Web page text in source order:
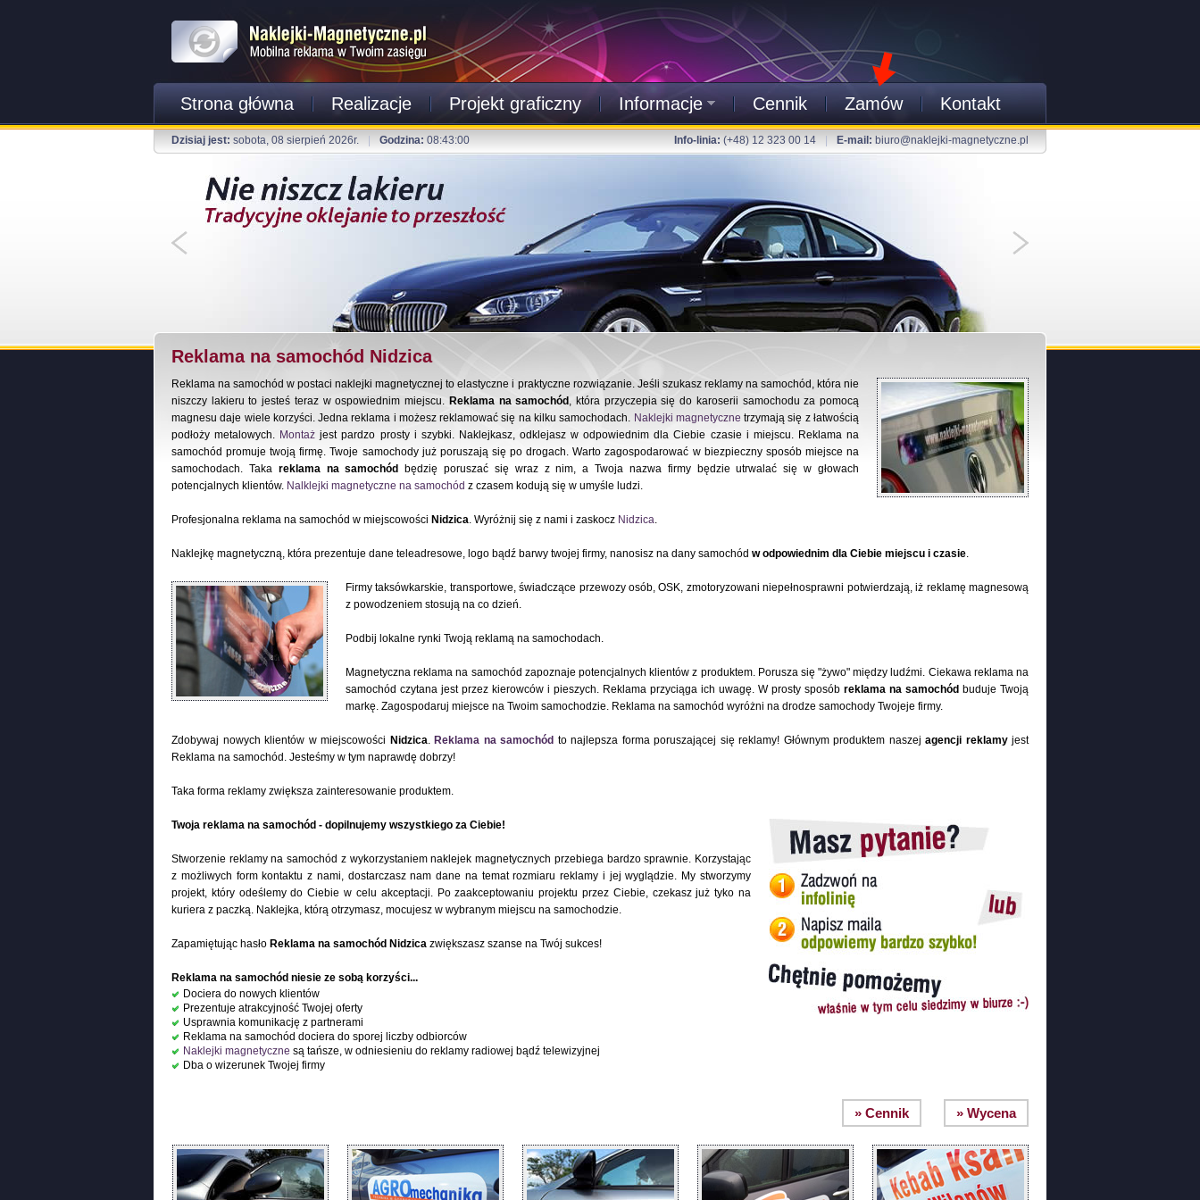
Strona główna Realizacje Projekt graficzny Informacje Cennik Zamów Kontakt
Dzisiaj jest: sobota, 08 sierpień 2026r. Godzina: 08:43:01 Info-linia: (+48) 12 323 00 14 E-mail: biuro@naklejki-magnetyczne.pl
Reklama na samochód Nidzica
Reklama na samochód w postaci naklejki magnetycznej to elastyczne i praktyczne rozwiązanie. Jeśli szukasz reklamy na samochód, która nie
niszczy lakieru to jesteś teraz w ospowiednim miejscu. Reklama na samochód , która przyczepia się do karoserii samochodu za pomocą
magnesu daje wiele korzyści. Jedna reklama i możesz reklamować się na kilku samochodach. Naklejki magnetyczne trzymają się z łatwością
podłoży metalowych. Montaż jest pardzo prosty i szybki. Naklejkasz, odklejasz w odpowiednim dla Ciebie czasie i miejscu. Reklama na
samochód promuje twoją firmę. Twoje samochody już poruszają się po drogach. Warto zagospodarować w biezpieczny sposób miejsce na
samochodach. Taka reklama na samochód
będzię poruszać się wraz z nim, a Twoja nazwa firmy będzie utrwalać się w głowach
potencjalnych klientów. Nalklejki magnetyczne na samochód z czasem kodują się w umyśle ludzi.
Profesjonalna reklama na samochód w miejscowości Nidzica. Wyróżnij się z nami i zaskocz Nidzica.
Naklejkę magnetyczną, która prezentuje dane teleadresowe, logo bądź barwy twojej firmy, nanosisz na dany samochód w odpowiednim dla Ciebie miejscu i czasie.
Firmy taksówkarskie, transportowe, świadczące przewozy osób, OSK, zmotoryzowani niepełnosprawni potwierdzają, iż reklamę magnesową
z powodzeniem stosują na co dzień.
Podbij lokalne rynki Twoją reklamą na samochodach.
Magnetyczna reklama na samochód zapoznaje potencjalnych klientów z produktem. Porusza się "żywo" między ludźmi. Ciekawa reklama na
samochód czytana jest przez kierowców i pieszych. Reklama przyciąga ich uwagę. W prosty sposób reklama na samochód buduje Twoją
markę. Zagospodaruj miejsce na Twoim samochodzie. Reklama na samochód wyróżni na drodze samochody Twojeje firmy.
Zdobywaj nowych klientów w miejscowości Nidzica. Reklama na samochód to najlepsza forma poruszającej się reklamy! Głównym produktem naszej agencji reklamyjest
Reklama na samochód. Jesteśmy w tym naprawdę dobrzy!
Taka forma reklamy zwiększa zainteresowanie produktem.
Twoja reklama na samochód - dopilnujemy wszystkiego za Ciebie!
Stworzenie reklamy na samochód z wykorzystaniem naklejek magnetycznych przebiega bardzo sprawnie. Korzystając
z możliwych form kontaktu z nami, dostarczasz nam dane na temat rozmiaru reklamy i jej wyglądzie. My stworzymy
projekt, który odeślemy do Ciebie w celu akceptacji. Po zaakceptowaniu projektu przez Ciebie, czekasz już tyko na
kuriera z paczką. Naklejka, którą otrzymasz, mocujesz w wybranym miejscu na samochodzie.
Zapamiętując hasło Reklama na samochód Nidzica zwiększasz szanse na Twój sukces!
Reklama na samochód niesie ze sobą korzyści...
Dociera do nowych klientów
Prezentuje atrakcyjność Twojej oferty
Usprawnia komunikację z partnerami
Reklama na samochód dociera do sporej liczby odbiorców
Naklejki magnetyczne są tańsze, w odniesieniu do reklamy radiowej bądź telewizyjnej
Dba o wizerunek Twojej firmy
» Wycena
» Cennik